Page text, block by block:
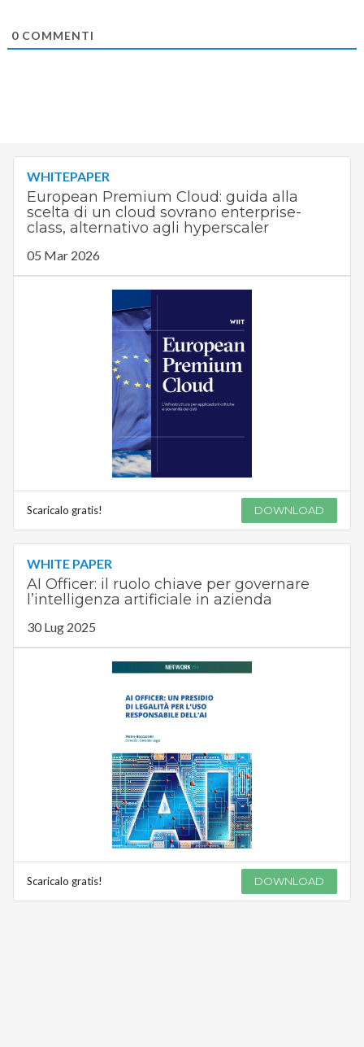
0COMMENTI
WHITEPAPER
European Premium Cloud: guida alla
scelta di un cloud sovrano enterprise-
class, alternativo agli hyperscaler
05 Mar 2026
Scaricalo gratis! DOWNLOAD
WHITE PAPER
AI Officer: il ruolo chiave per governare
l’intelligenza artificiale in azienda
30 Lug 2025
Scaricalo gratis! DOWNLOAD